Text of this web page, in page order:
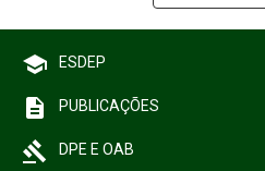
Núcleos Regionais
Núcleos Especializados
Equipe Multidisciplinar
Contato
school ESDEP
description PUBLICAÇÕES
gavel DPE E OAB